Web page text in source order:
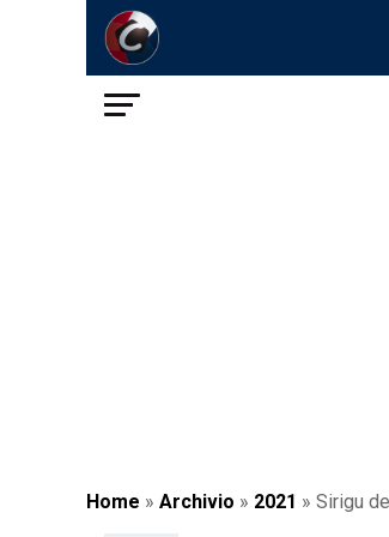
Home » Archivio » 2021 » Sirigu